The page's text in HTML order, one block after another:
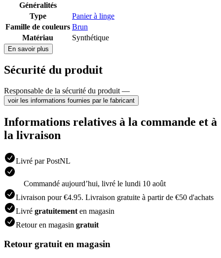
Généralités
Type
Panier à linge
Famille de couleurs Brun
Matériau
Synthétique
En savoir plus
Sécurité du produit
Responsable de la sécurité du produit —
voir les informations fournies par le fabricant
Informations relatives à la commande et à
la livraison
Livré par PostNL
Commandé aujourdʼhui, livré le lundi 10 août
Livraison pour €4.95. Livraison gratuite à partir de €50 d'achats
Livré gratuitement en magasin
Retour en magasin gratuit
Retour gratuit en magasin